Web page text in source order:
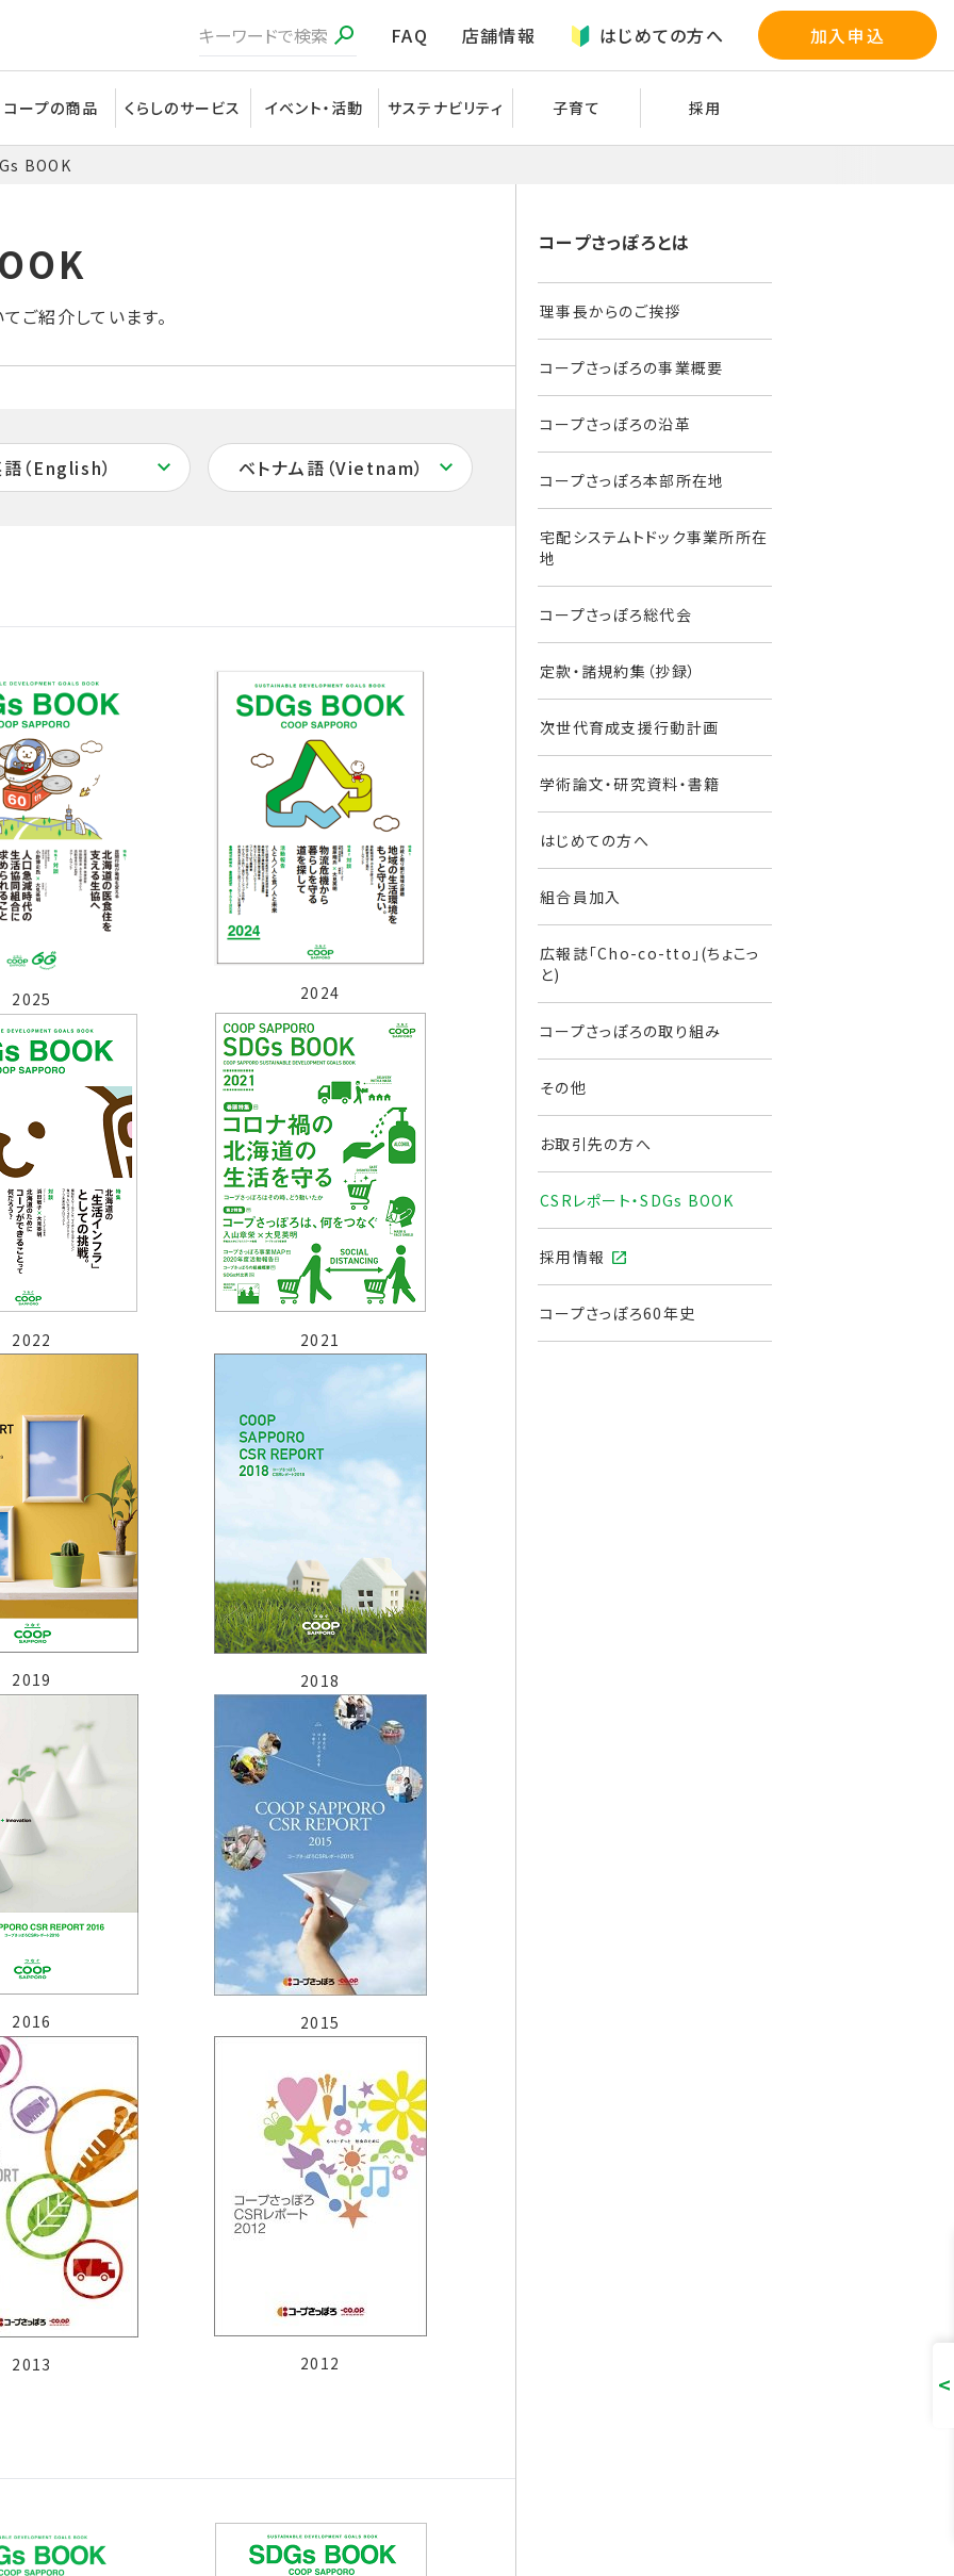
FAQ 店舗情報 はじめての方へ 加入申込
コープの商品 くらしのサービス イベント・活動 サステナビリティ 子育て 採用
BOOK
ご紹介しています。
（English） ベトナム語（Vietnam）
2025 2024
2022 2021
2019 2018
2016 2015
2013 2012
コープさっぽろとは
理事長からのご挨拶
コープさっぽろの事業概要
コープさっぽろの沿革
コープさっぽろ本部所在地
宅配システムトドック事業所所在
地
コープさっぽろ総代会
定款・諸規約集（抄録）
次世代育成支援行動計画
学術論文・研究資料・書籍
はじめての方へ
組合員加入
広報誌「Cho-co-tto」(ちょこっ
と)
コープさっぽろの取り組み
その他
お取引先の方へ
CSRレポート・SDGs BOOK
採用情報
コープさっぽろ60年史